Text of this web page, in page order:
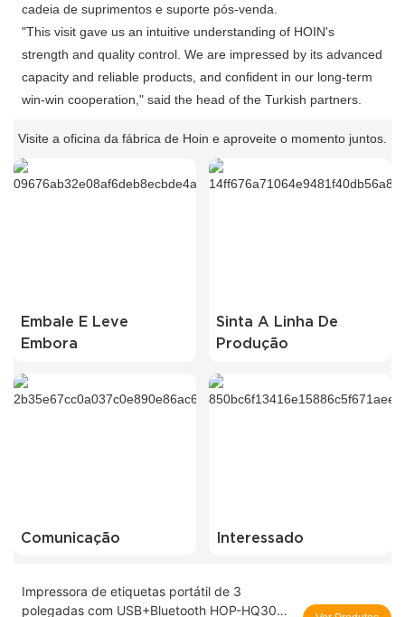
cadeia de suprimentos e suporte pós-venda.
"This visit gave us an intuitive understanding of HOIN's
strength and quality control. We are impressed by its advanced
capacity and reliable products, and confident in our long-term
win-win cooperation," said the head of the Turkish partners.
Visite a oficina da fábrica de Hoin e aproveite o momento juntos.
Embale E Leve
Embora
Sinta A Linha De
Produção
Comunicação Interessado
Impressora de etiquetas portátil de 3
polegadas com USB+Bluetooth HOP-HQ300